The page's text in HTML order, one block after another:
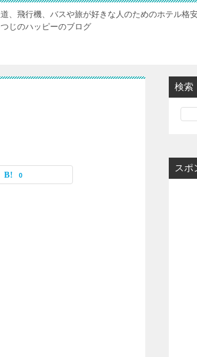
、飛行機、バスや旅が好きな人のためのホテル格
じのハッピーのブログ
0
検索
スポ